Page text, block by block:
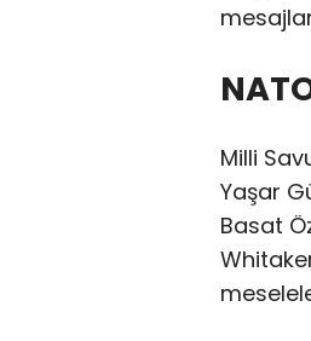
Milli
Yaşar
Basat